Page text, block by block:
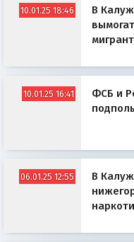
10.01.25 18:46
В
мигрант
10.01.25 16:41
ФСБ и
06.01.25 12:55
В